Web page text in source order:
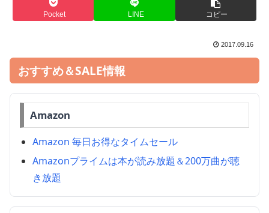
Pocket LINE コピー
2017.09.16
おすすめ＆SALE情報
Amazon
Amazon 毎日お得なタイムセール
Amazonプライムは本が読み放題＆200万曲が聴
き放題